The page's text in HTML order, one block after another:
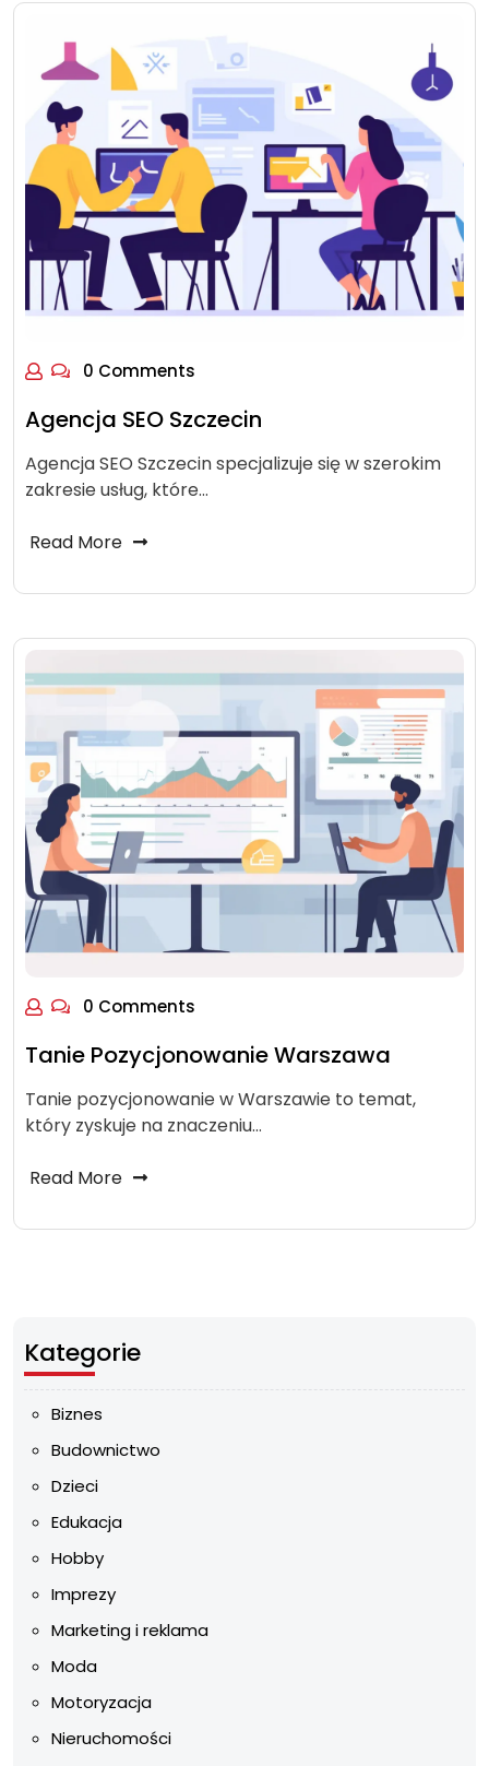
0 Comments
Agencja SEO Szczecin
Agencja SEO Szczecin specjalizuje się w szerokim
zakresie usług, które…
Read More
0 Comments
Tanie Pozycjonowanie Warszawa
Tanie pozycjonowanie w Warszawie to temat,
który zyskuje na znaczeniu…
Read More
Kategorie
Biznes
Budownictwo
Dzieci
Edukacja
Hobby
Imprezy
Marketing i reklama
Moda
Motoryzacja
Nieruchomości